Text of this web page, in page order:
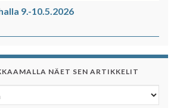
9.-10.5.2026
NÄET SEN ARTIKKELIT
näet sen artikkelit